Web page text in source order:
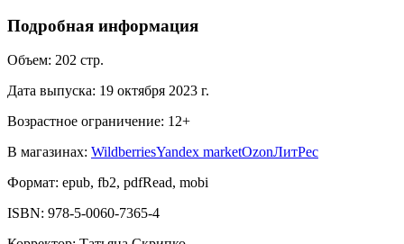
Подробная информация
Объем: 202 стр.
Дата выпуска: 19 октября 2023 г.
Возрастное ограничение: 12+
В магазинах: WildberriesYandex marketOzonЛитРес
Формат: epub, fb2, pdfRead, mobi
ISBN: 978-5-0060-7365-4